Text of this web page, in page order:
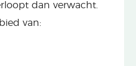
dan verwacht.
van: